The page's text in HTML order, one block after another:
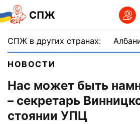
СПЖ
СПЖ в других странах:
НОВОСТИ
Нас может быть
– секретарь
стоянии УПЦ